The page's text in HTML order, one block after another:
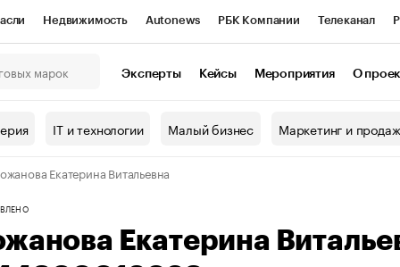
Недвижимость Autonews РБК Компании Телеканал
Проверка контрагентов
Эксперты Кейсы Мероприятия О
IT и технологии Малый бизнес Маркетинг и
Екатерина Витальевна
Екатерина